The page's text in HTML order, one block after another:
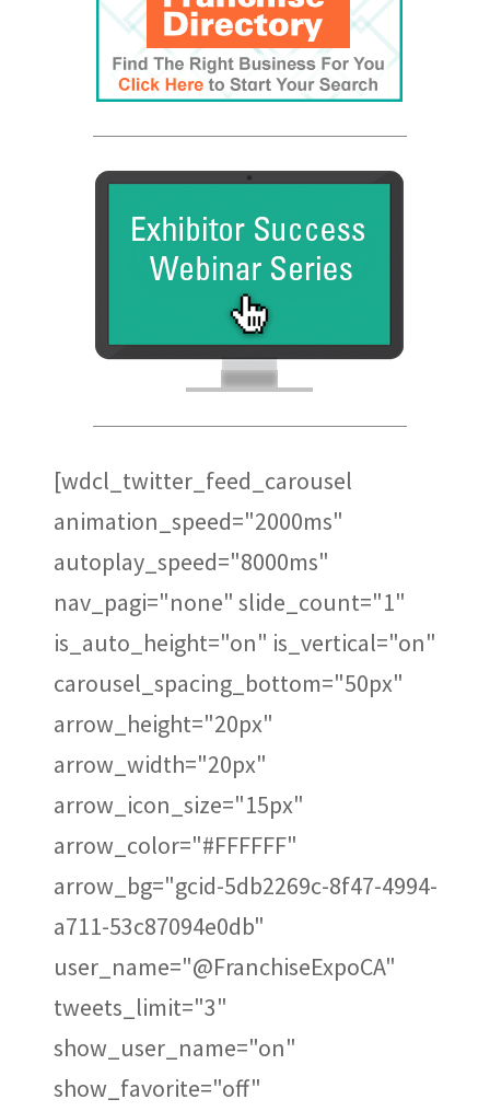
Global Trade Chamber
Alepin Gauthier Avocats et
Notaires
[wdcl_twitter_feed_carousel
animation_speed="2000ms"
autoplay_speed="8000ms"
nav_pagi="none" slide_count="1"
is_auto_height="on" is_vertical="on"
carousel_spacing_bottom="50px"
arrow_height="20px"
arrow_width="20px"
arrow_icon_size="15px"
arrow_color="#FFFFFF"
arrow_bg="gcid-5db2269c-8f47-4994-
a711-53c87094e0db"
user_name="@FranchiseExpoCA"
tweets_limit="3"
show_user_name="on"
show_favorite="off"